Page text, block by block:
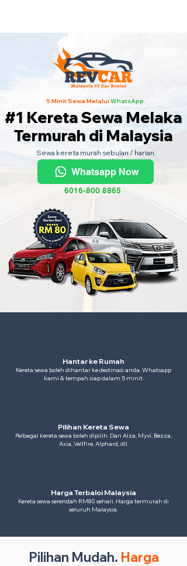
5 Minit Sewa MelaluiWhatsApp.
#1 Kereta Sewa Melaka
Termurah di Malaysia
Sewa kereta murah sebulan / harian.
Dari RM80 sehari.
Whatsapp Now
6016-800 8865
Hantar ke Rumah
Kereta sewa boleh dihantar ke destinasi anda. Whatsapp
kami & tempah siap dalam 5 minit.
Pilihan Kereta Sewa
Pelbagai kereta sewa boleh dipilih. Dari Alza, Myvi, Bezza,
Axia, Vellfire, Alphard, dll.
Harga Terbaloi Malaysia
Kereta sewa serendah RM80 sehari. Harga termurah di
seluruh Malaysia.
Pilihan Mudah. Harga